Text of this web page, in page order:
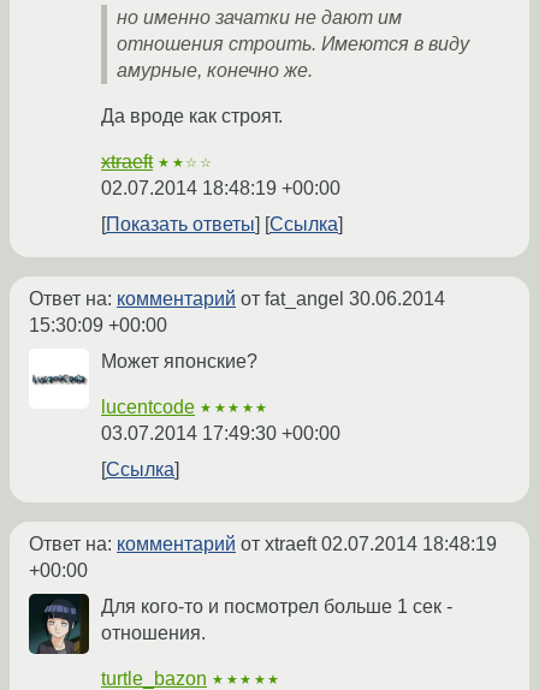
но именно зачатки не дают им
отношения строить. Имеются в виду
амурные, конечно же.
Да вроде как строят.
xtraeft ★★☆☆
02.07.2014 18:48:19 +00:00
Показать ответы
Ссылка
Ответ на: комментарий от fat_angel 30.06.2014
15:30:09 +00:00
Может японские?
lucentcode ★★★★★
03.07.2014 17:49:30 +00:00
Ссылка
Ответ на: комментарий от xtraeft02.07.2014 18:48:19
+00:00
Для кого-то и посмотрел больше 1 сек -
отношения.
turtle_bazon ★★★★★